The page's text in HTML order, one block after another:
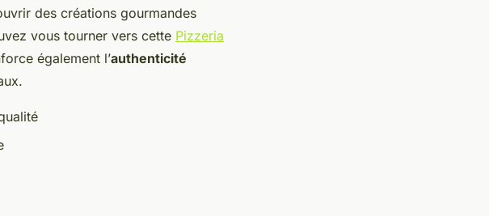
des créations gourmandes
vous tourner vers cette Pizzeria
également l’authenticité